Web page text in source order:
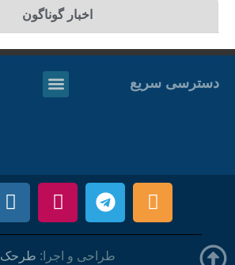
اخبار گوناگون
دسترسی سریع
طراحی و اجرا: طرحک